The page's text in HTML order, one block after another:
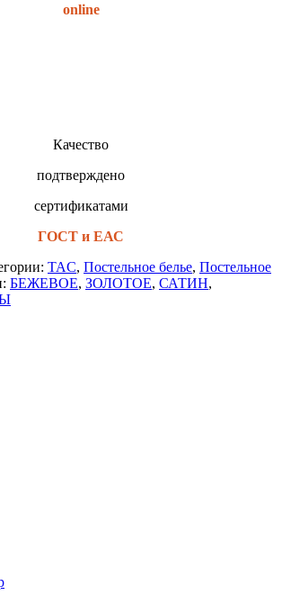
online
Качество
подтверждено
сертификатами
ГОСТ и ЕАС
TAC, Постельное белье, Постельное
БЕЖЕВОЕ, ЗОЛОТОЕ, САТИН,